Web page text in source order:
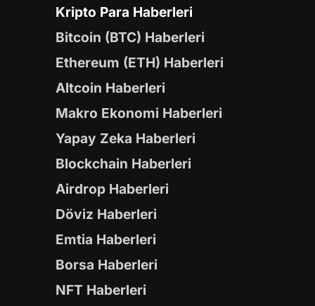
Kripto Para Haberleri
Bitcoin (BTC) Haberleri
Ethereum (ETH) Haberleri
Altcoin Haberleri
Makro Ekonomi Haberleri
Yapay Zeka Haberleri
Blockchain Haberleri
Airdrop Haberleri
Döviz Haberleri
Emtia Haberleri
Borsa Haberleri
NFT Haberleri